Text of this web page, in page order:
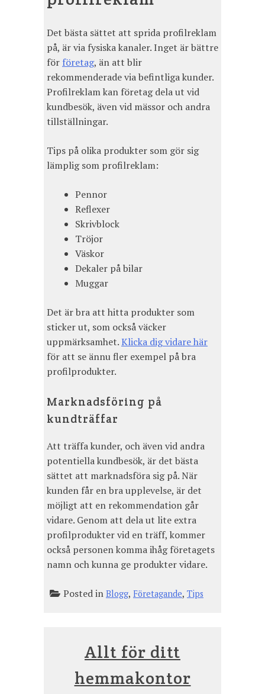
Det bästa sättet att sprida profilreklam
på, är via fysiska kanaler. Inget är bättre
för företag, än att blir
rekommenderade via befintliga kunder.
Profilreklam kan företag dela ut vid
kundbesök, även vid mässor och andra
tillställningar.
Tips på olika produkter som gör sig
lämplig som profilreklam:
Pennor
Reflexer
Skrivblock
Tröjor
Väskor
Dekaler på bilar
Muggar
Det är bra att hitta produkter som
sticker ut, som också väcker
uppmärksamhet.Klicka dig vidare här
för att se ännu fler exempel på bra
profilprodukter.
Marknadsföring på
kundträffar
Att träffa kunder, och även vid andra
potentiella kundbesök, är det bästa
sättet att marknadsföra sig på. När
kunden får en bra upplevelse, är det
möjligt att en rekommendation går
vidare. Genom att dela ut lite extra
profilprodukter vid en träff, kommer
också personen komma ihåg företagets
namn och kunna ge produkter vidare.
Posted in Blogg, Företagande, Tips
Allt för ditt
hemmakontor